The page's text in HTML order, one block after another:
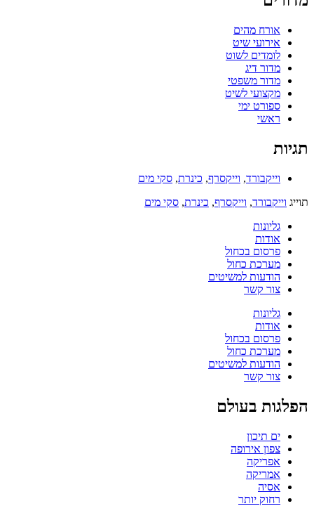
אורח מהים
אירועי שיט
לומדים לשוט
מדור דיג
מדור משפטי
מקצועי לשיט
ספורט ימי
ראשי
תגיות
וייקבורד, וייקסרף, כינרת, סקי מים
תוייג וייקבורד, וייקסרף, כינרת, סקי מים
גליונות
אודות
פרסום בכחול
מערכת כחול
הודעות למשיטים
צור קשר
גליונות
אודות
פרסום בכחול
מערכת כחול
הודעות למשיטים
צור קשר
הפלגות בעולם
ים תיכון
צפון אירופה
אפריקה
אמריקה
אסיה
רחוק יותר